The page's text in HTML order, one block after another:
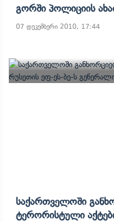
Გორში Პოლიციის
07 დეკემბერი 2010, 17:44
Საქართველოში
Ტერორისტული